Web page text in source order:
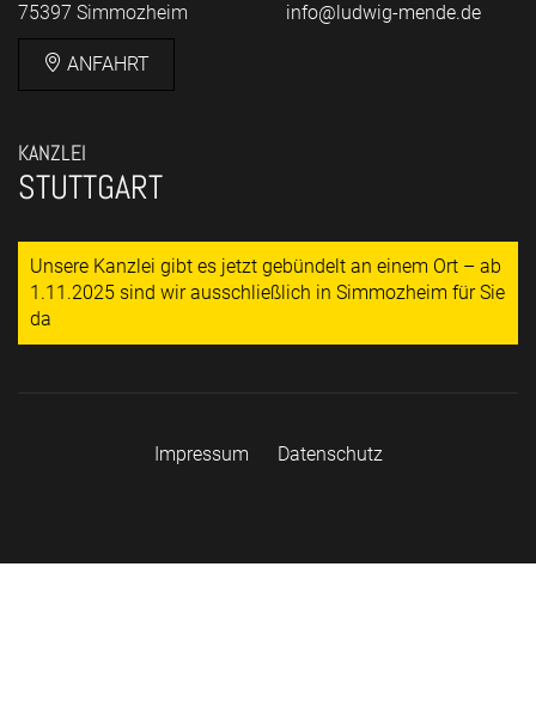
75397 Simmozheim
ANFAHRT
info@ludwig-mende.de
KANZLEI
STUTTGART
Unsere Kanzlei gibt es jetzt gebündelt an einem Ort – ab
1.11.2025 sind wir ausschließlich in Simmozheim für Sie
da
Impressum Datenschutz